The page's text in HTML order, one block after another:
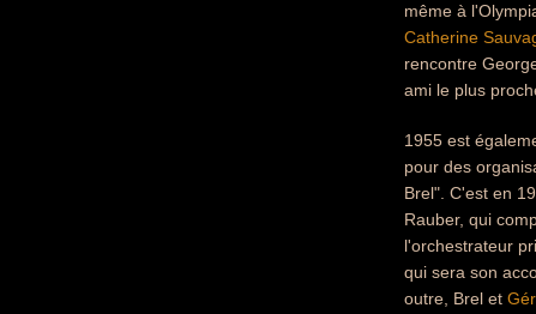
même à
Catherine
rencontre
ami le plus
1955 est
pour des
Brel". C'est en
Rauber, qui
l'orchestrateur
qui sera son
outre, Brel et